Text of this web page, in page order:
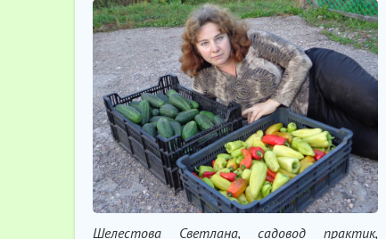
Шелестова Светлана, садовод практик,